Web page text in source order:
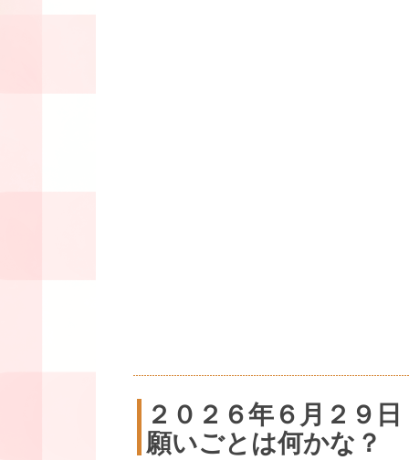
２０２６年６月２９日
願いごとは何かな？